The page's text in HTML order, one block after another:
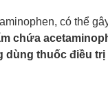
có thể
chứa
dùng thuốc điều